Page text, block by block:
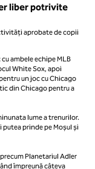
liber potrivite
aprobate de copii
ambele echipe MLB
White Sox, apoi
un joc cu Chicago
din Chicago pentru a
lume a trenurilor.
prinde pe Moșul și
Planetariul Adler
împreună câteva